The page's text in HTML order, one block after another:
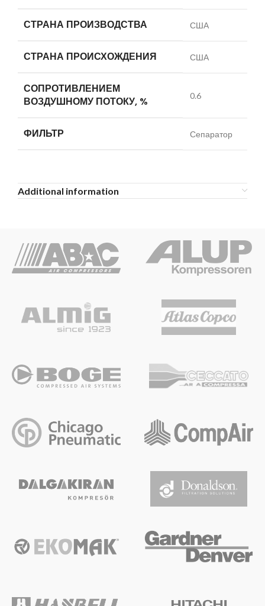
СТРАНА ПРОИЗВОДСТВА США
СТРАНА ПРОИСХОЖДЕНИЯ США
СОПРОТИВЛЕНИЕМ
ВОЗДУШНОМУ ПОТОКУ, %
0.6
ФИЛЬТР Сепаратор
Additional information